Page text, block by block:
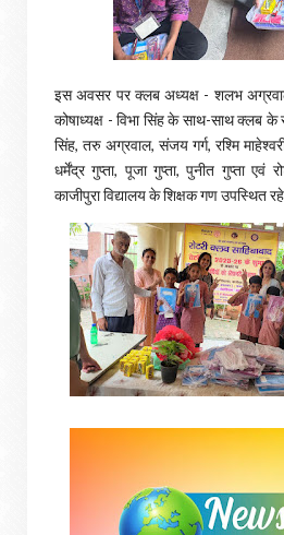
इस अवसर पर क्लब अध्यक्ष - शलभ
कोषाध्यक्ष - विभा सिंह के साथ-साथ क्लब
सिंह, तरु अग्रवाल, संजय गर्ग, रश्मि
धर्मेंद्र गुप्ता, पूजा गुप्ता, पुनीत गुप्ता
काजीपुरा विद्यालय के शिक्षक गण उपस्थित